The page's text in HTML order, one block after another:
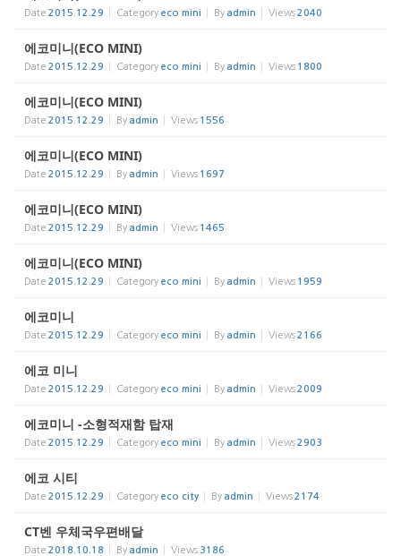
Date 2015.12.29 Category eco mini By admin Views2040
에코미니(ECO MINI)
Date 2015.12.29 Category eco mini By admin Views 1800
에코미니(ECO MINI)
Date 2015.12.29 By admin Views 1556
에코미니(ECO MINI)
Date 2015.12.29 By admin Views 1697
에코미니(ECO MINI)
Date 2015.12.29 By admin Views 1465
에코미니(ECO MINI)
Date 2015.12.29 Category eco mini By admin Views 1959
에코미니
Date 2015.12.29 Category eco mini By admin Views2166
에코 미니
Date 2015.12.29 Category eco mini By admin Views2009
에코미니 -소형적재함 탑재
Date 2015.12.29 Category eco mini By admin Views2903
에코 시티
Date 2015.12.29 Category eco city By admin Views2174
CT벤 우체국우편배달
Date 2018.10.18 By admin Views 3186